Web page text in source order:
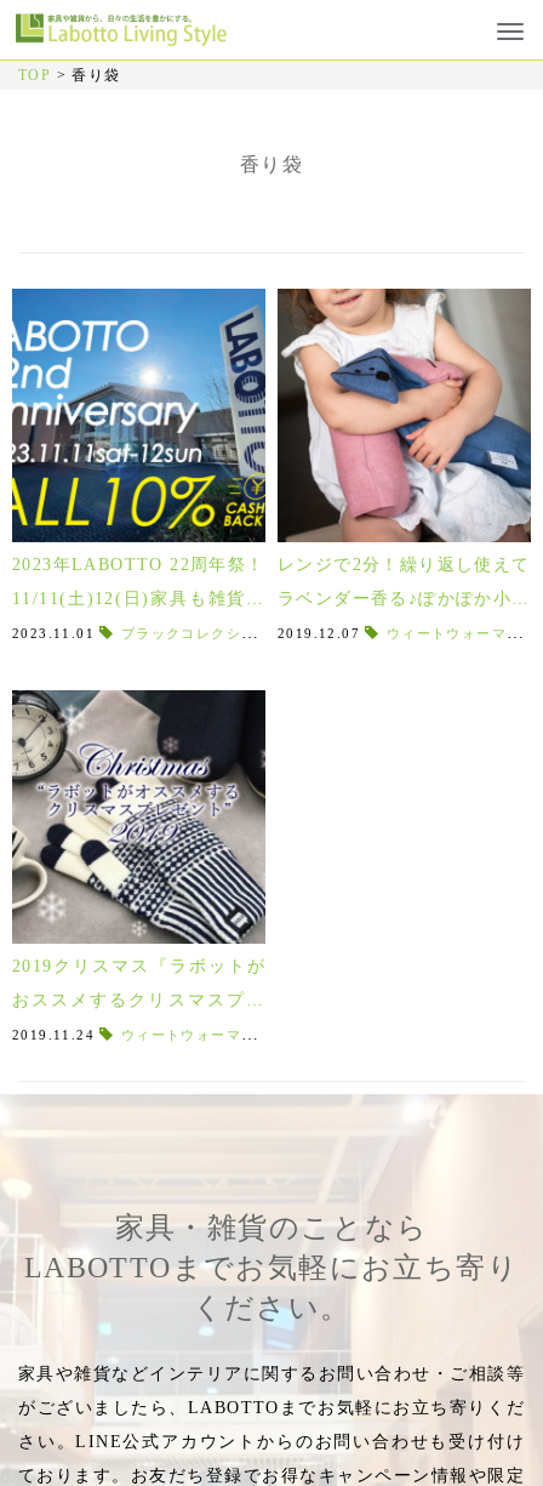
TOP >香り袋
香り袋
2023年LABOTTO 22周年祭！
11/11(土)12(日)家具も雑貨も
植物も全品10％現金還元！
2023.11.01 ブラックコレクション ,LE KLINT , aruku, POP‐UP ,
レンジで2分！繰り返し使えて
ラベンダー香る♪ぽかぽか小麦
ウォーマー！
2019.12.07 ウィートウォーマー
2019クリスマス『ラボットが
おススメするクリスマスプレ
ゼント特集』
2019.11.24 ウィートウォーマー
家具・雑貨のことなら
LABOTTOまでお気軽にお立ち寄り
ください。
家具や雑貨などインテリアに関するお問い合わせ・ご相談等
がございましたら、LABOTTOまでお気軽にお立ち寄りくだ
さい。LINE公式アカウントからのお問い合わせも受け付け
ております。お友だち登録でお得なキャンペーン情報や限定